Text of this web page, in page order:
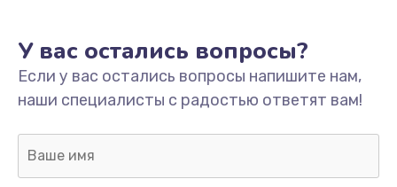
У вас остались вопросы?
Если у вас остались вопросы напишите нам,
наши специалисты с радостью ответят вам!